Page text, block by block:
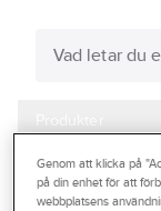
Produkter
Kampanjer
Outlet
Gelia Produkter
Genom att klicka på
på din enhet för att
webbplatsens